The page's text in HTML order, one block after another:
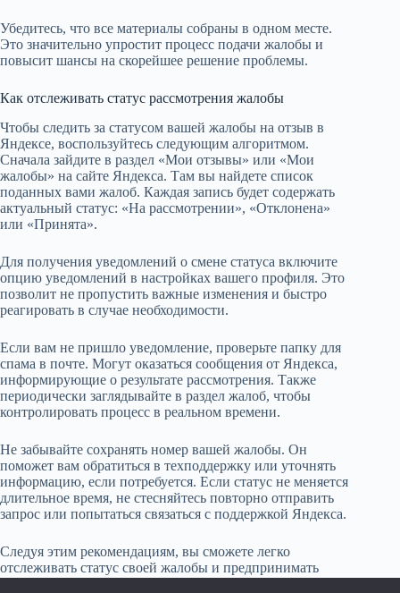
Убедитесь, что все материалы собраны в одном месте.
Это значительно упростит процесс подачи жалобы и
повысит шансы на скорейшее решение проблемы.
Как отслеживать статус рассмотрения жалобы
Чтобы следить за статусом вашей жалобы на отзыв в
Яндексе, воспользуйтесь следующим алгоритмом.
Сначала зайдите в раздел «Мои отзывы» или «Мои
жалобы» на сайте Яндекса. Там вы найдете список
поданных вами жалоб. Каждая запись будет содержать
актуальный статус: «На рассмотрении», «Отклонена»
или «Принята».
Для получения уведомлений о смене статуса включите
опцию уведомлений в настройках вашего профиля. Это
позволит не пропустить важные изменения и быстро
реагировать в случае необходимости.
Если вам не пришло уведомление, проверьте папку для
спама в почте. Могут оказаться сообщения от Яндекса,
информирующие о результате рассмотрения. Также
периодически заглядывайте в раздел жалоб, чтобы
контролировать процесс в реальном времени.
Не забывайте сохранять номер вашей жалобы. Он
поможет вам обратиться в техподдержку или уточнять
информацию, если потребуется. Если статус не меняется
длительное время, не стесняйтесь повторно отправить
запрос или попытаться связаться с поддержкой Яндекса.
Следуя этим рекомендациям, вы сможете легко
отслеживать статус своей жалобы и предпринимать